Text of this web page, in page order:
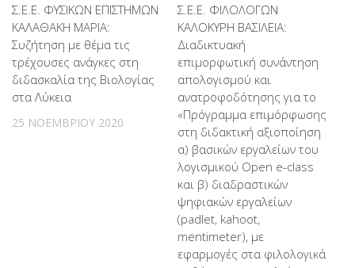
Σ.Ε.Ε. ΦΥΣΙΚΩΝ ΕΠΙΣΤΗΜΩΝ
ΚΑΛΑΘΑΚΗ ΜΑΡΙΑ:
Συζήτηση με θέμα τις
τρέχουσες ανάγκες στη
διδασκαλία της Βιολογίας
στα Λύκεια
25 ΝΟΕΜΒΡΊΟΥ 2020
Σ.Ε.Ε. ΦΙΛΟΛΟΓΩΝ
ΚΑΛΟΚΥΡΗ ΒΑΣΙΛΕΙΑ:
Διαδικτυακή
επιμορφωτική συνάντηση
απολογισμού και
ανατροφοδότησης για το
«Πρόγραμμα επιμόρφωσης
στη διδακτική αξιοποίηση
α) βασικών εργαλείων του
λογισμικού Open e-class
και β) διαδραστικών
ψηφιακών εργαλείων
(padlet, kahoot,
mentimeter), με
εφαρμογές στα φιλολογικά